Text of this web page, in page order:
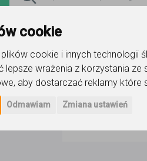
cookie
cookie i innych technologii
lepsze wrażenia z korzystania ze
, aby dostarczać reklamy które
Odmawiam Zmiana ustawień